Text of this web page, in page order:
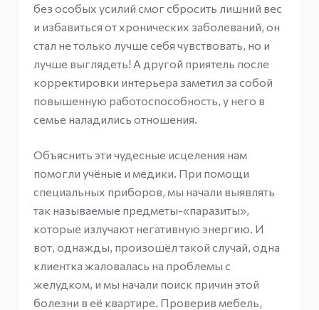
без особых усилий смог сбросить лишний вес
и избавиться от хронических заболеваний, он
стал не только лучше себя чувствовать, но и
лучше выглядеть! А другой приятель после
корректировки интерьера заметил за собой
повышенную работоспособность, у него в
семье наладились отношения.
Объяснить эти чудесные исцеления нам
помогли учёные и медики. При помощи
специальных приборов, мы начали выявлять
так называемые предметы-«паразиты»,
которые излучают негативную энергию. И
вот, однажды, произошёл такой случай, одна
клиентка жаловалась на проблемы с
желудком, и мы начали поиск причин этой
болезни в её квартире. Проверив мебель,